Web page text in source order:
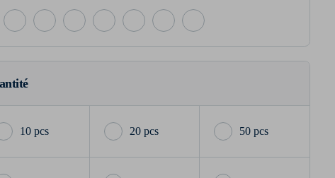
10 pcs 20 pcs 50 pcs